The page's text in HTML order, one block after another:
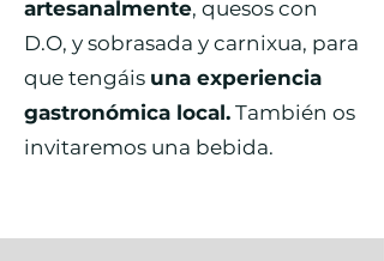
artesanalmente, quesos con
D.O, y sobrasada y carnixua, para
que tengáis una experiencia
gastronómica local. También os
invitaremos una bebida.